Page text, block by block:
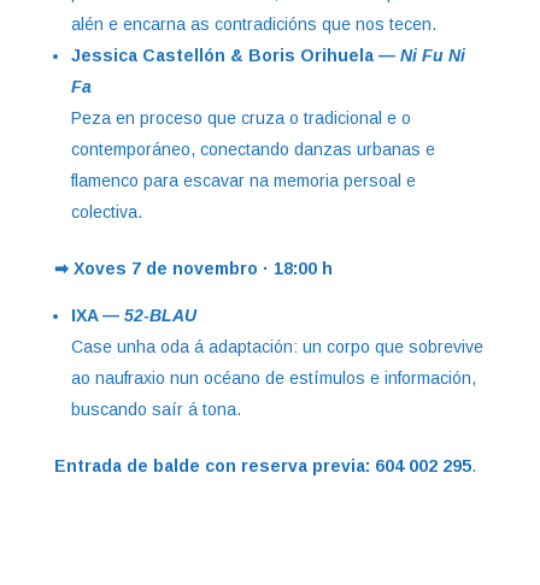
alén e encarna as contradicións que nos tecen.
Jessica Castellón & Boris Orihuela — Ni Fu Ni
Fa
Peza en proceso que cruza o tradicional e o
contemporáneo, conectando danzas urbanas e
flamenco para escavar na memoria persoal e
colectiva.
➡ Xoves 7 de novembro · 18:00 h
IXA — 52-BLAU
Case unha oda á adaptación: un corpo que sobrevive
ao naufraxio nun océano de estímulos e información,
buscando saír á tona.
Entrada de balde con reserva previa: 604 002 295.